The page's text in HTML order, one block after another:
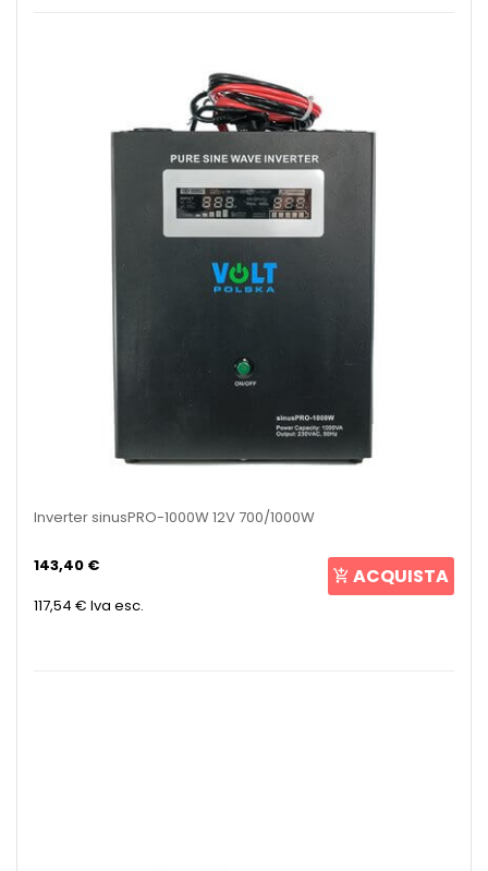
Inverter sinusPRO-1000W 12V 700/1000W
143,40 €
117,54 € Iva esc.
ACQUISTA